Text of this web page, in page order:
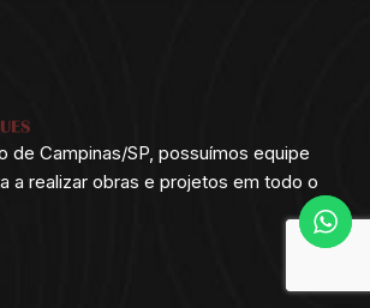
de Campinas/SP, possuímos equipe
a realizar obras e projetos em todo o